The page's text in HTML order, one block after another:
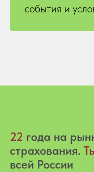
события и
22 года на
страхования.
всей России